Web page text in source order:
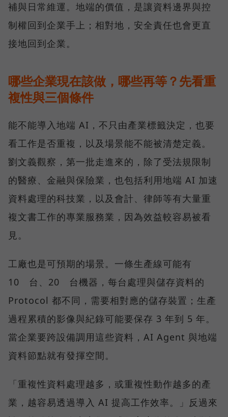
補與日常維運。地端的價值，是讓資料邊界與控
制權回到企業手上；相對地，安全責任也會更直
接地回到企業。
哪些企業現在該做，哪些再等？先看重
複性與三個條件
能不能導入地端 AI，不只由產業標籤決定，也要
看工作是否重複，以及場景能不能被清楚定義。
劉文義觀察，第一批走進來的，除了受法規限制
的醫療、金融與保險業，也包括利用地端 AI 加速
資料處理的科技業，以及會計、律師等有大量重
複文書工作的專業服務業，因為效益較容易被看
見。
工廠也是可預期的場景。一條生產線可能有
10 台、20 台機器，每台處理與儲存資料的
Protocol 都不同，需要相對應的儲存裝置；生產
過程累積的影像與紀錄可能要保存 3 年到 5 年。
當企業要跨設備調用這些資料，AI Agent 與地端
資料節點就有發揮空間。
「重複性資料處理越多，或重複性動作越多的產
業，越容易透過導入 AI 提高工作效率。」反過來